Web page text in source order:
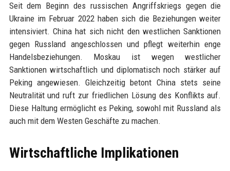
Seit dem Beginn des russischen Angriffskriegs gegen die
Ukraine im Februar 2022 haben sich die Beziehungen weiter
intensiviert. China hat sich nicht den westlichen Sanktionen
gegen Russland angeschlossen und pflegt weiterhin enge
Handelsbeziehungen. Moskau ist wegen westlicher
Sanktionen wirtschaftlich und diplomatisch noch stärker auf
Peking angewiesen. Gleichzeitig betont China stets seine
Neutralität und ruft zur friedlichen Lösung des Konflikts auf.
Diese Haltung ermöglicht es Peking, sowohl mit Russland als
auch mit dem Westen Geschäfte zu machen.
Wirtschaftliche Implikationen